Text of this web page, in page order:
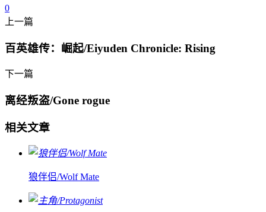
0
上一篇
百英雄传：崛起/Eiyuden Chronicle: Rising
下一篇
离经叛盗/Gone rogue
相关文章
狼伴侣/Wolf Mate